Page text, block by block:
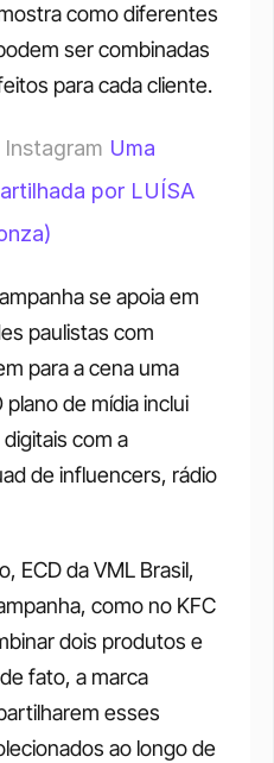
como diferentes
ser combinadas
para cada cliente.
Uma
por LUÍSA
se apoia em
paulistas com
para a cena uma
plano de mídia inclui
com a
de influencers, rádio
ECD da VML Brasil,
como no KFC
dois produtos e
fato, a marca
esses
ao longo de